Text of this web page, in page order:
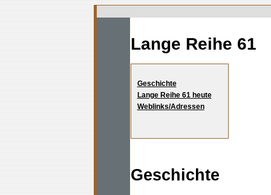
Lange Reihe 61
Geschichte
Lange Reihe 61 heute
Weblinks/Adressen
Geschichte